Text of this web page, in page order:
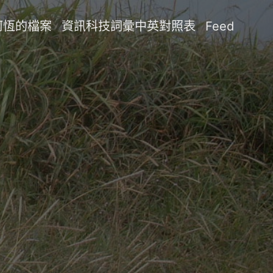
恆的檔案 資訊科技詞彙中英對照表 Feed